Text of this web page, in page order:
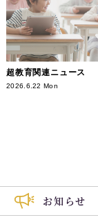
超教育関連ニュース
2026.6.22 Mon
お知らせ